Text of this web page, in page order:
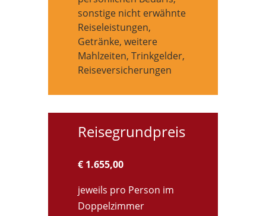
sonstige nicht erwähnte
Reiseleistungen,
Getränke, weitere
Mahlzeiten, Trinkgelder,
Reiseversicherungen
Reisegrundpreis
€ 1.655,00
jeweils pro Person im
Doppelzimmer